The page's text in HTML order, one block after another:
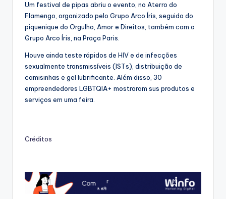
Um festival de pipas abriu o evento, no Aterro do
Flamengo, organizado pelo Grupo Arco Íris, seguido do
piquenique do Orgulho, Amor e Direitos, também com o
Grupo Arco Íris, na Praça Paris.
Houve ainda teste rápidos de HIV e de infecções
sexualmente transmissíveis (ISTs), distribuição de
camisinhas e gel lubrificante. Além disso, 30
empreendedores LGBTQIA+ mostraram sus produtos e
serviços em uma feira.
Créditos